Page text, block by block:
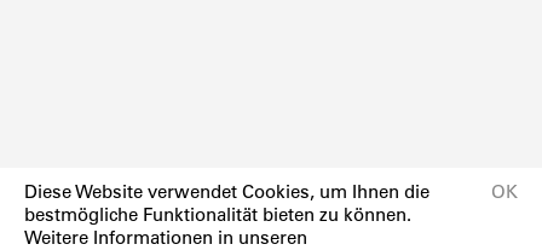
Diese Website verwendet Cookies, um Ihnen die
bestmögliche Funktionalität bieten zu können.
Weitere Informationen in unseren
OK